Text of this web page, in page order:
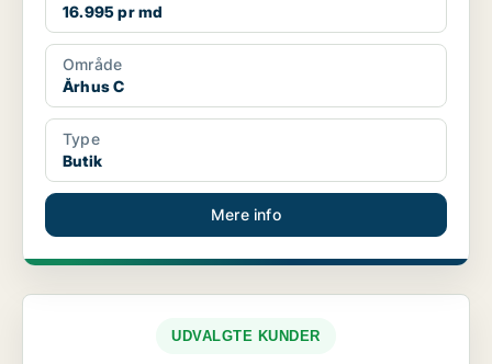
16.995 pr md
Område
Århus C
Type
Butik
Mere info
UDVALGTE KUNDER